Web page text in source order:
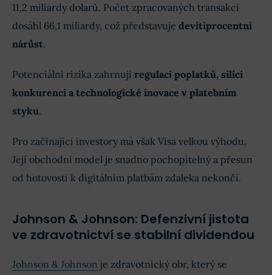
11,2 miliardy dolarů. Počet zpracovaných transakcí
dosáhl 66,1 miliardy, což představuje devítiprocentní
nárůst.
Potenciální rizika zahrnují regulaci poplatků, sílící
konkurenci a technologické inovace v platebním
styku.
Pro začínající investory má však Visa velkou výhodu.
Její obchodní model je snadno pochopitelný a přesun
od hotovosti k digitálním platbám zdaleka nekončí.
Johnson & Johnson: Defenzivní jistota
ve zdravotnictví se stabilní dividendou
Johnson & Johnson je zdravotnický obr, který se